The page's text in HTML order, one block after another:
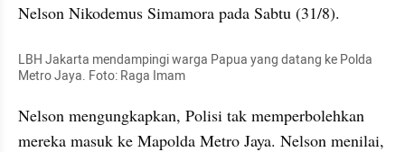
Nelson Nikodemus Simamora pada Sabtu (31/8).
LBH Jakarta mendampingi warga Papua yang datang ke Polda
Metro Jaya. Foto: Raga Imam
Nelson mengungkapkan, Polisi tak memperbolehkan
mereka masuk ke Mapolda Metro Jaya. Nelson menilai,